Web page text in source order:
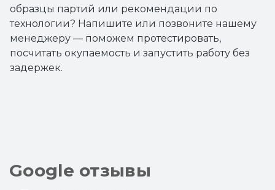
образцы партий или рекомендации по
технологии? Напишите или позвоните нашему
менеджеру — поможем протестировать,
посчитать окупаемость и запустить работу без
задержек.
Google отзывы